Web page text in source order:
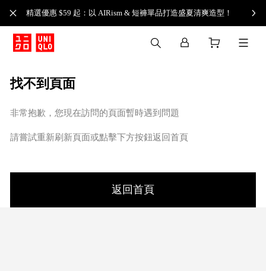
精選優惠 $59 起：以 AIRism & 短褲單品打造盛夏清爽造型！
找不到頁面
非常抱歉，您現在訪問的頁面暫時遇到問題
請嘗試重新刷新頁面或點擊下方按鈕返回首頁
返回首頁